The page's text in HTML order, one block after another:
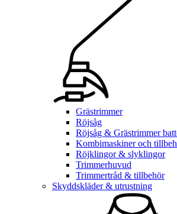
Grästrimmer
Röjsåg
Röjsåg & Grästrimmer
Kombimaskiner och
Röjklingor & slyklingor
Trimmerhuvud
Trimmertråd & tillbehör
Skyddskläder & utrustning